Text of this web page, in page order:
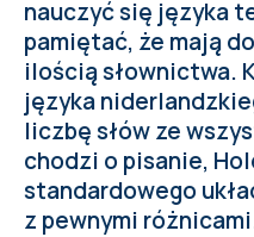
nauczyć się języka
pamiętać, że mają
ilością słownictwa.
języka
liczbę słów ze
chodzi o pisanie,
standardowego
z pewnymi